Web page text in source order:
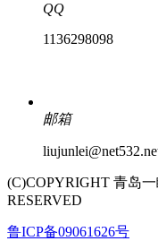
QQ
1136298098
邮箱
(C)COPYRIGHT 青岛
RESERVED
鲁ICP备09061626号